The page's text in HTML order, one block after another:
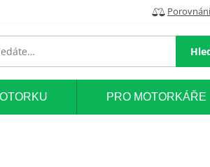
Porovnání
PRO MOTORKÁŘE